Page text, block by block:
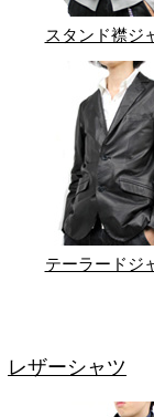
スタンド襟ジ
テーラードジ
レザーシャツ